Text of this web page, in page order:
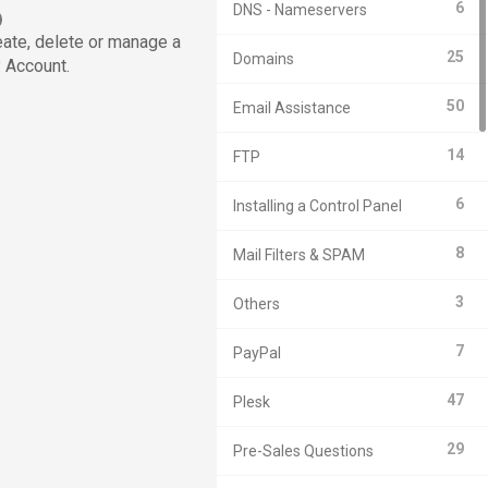
delete or manage a
6
DNS - Nameservers
25
Domains
50
Email Assistance
14
FTP
6
Installing a Control Panel
8
Mail Filters & SPAM
3
Others
7
PayPal
47
Plesk
29
Pre-Sales Questions